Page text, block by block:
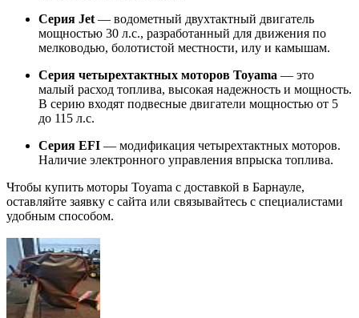
Серия Jet — водометный двухтактный двигатель
мощностью 30 л.с., разработанный для движения по
мелководью, болотистой местности, илу и камышам.
Серия четырехтактных моторов Toyama — это
малый расход топлива, высокая надежность и мощность.
В серию входят подвесные двигатели мощностью от 5
до 115 л.с.
Серия EFI — модификация четырехтактных моторов.
Наличие электронного управления впрыска топлива.
Чтобы купить моторы Toyama с доставкой в Барнауле,
оставляйте заявку с сайта или связывайтесь с специалистами
удобным способом.